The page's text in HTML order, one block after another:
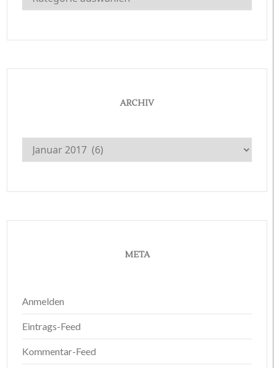
ARCHIV
Archiv
META
Anmelden
Eintrags-Feed
Kommentar-Feed